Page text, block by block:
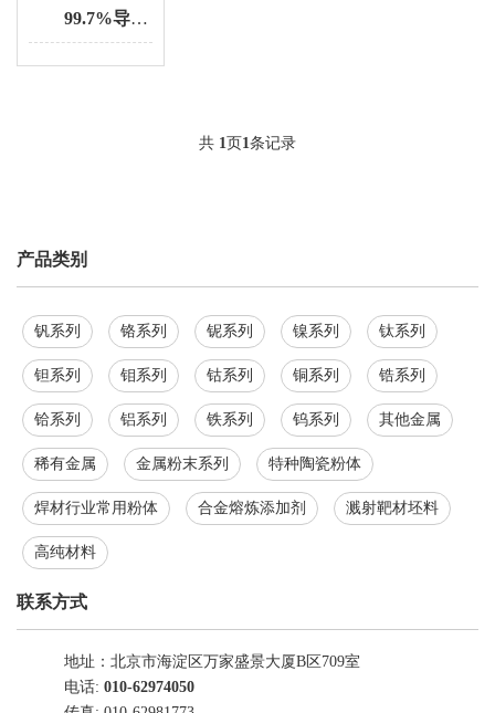
99.7%导电铜粉 3µm微米级 细铜粉 导电浆料铜粉末
共 1 页1 条记录
产品类别
钒系列 铬系列 铌系列 镍系列 钛系列
钽系列 钼系列 钴系列 铜系列 锆系列
铪系列 铝系列 铁系列 钨系列 其他金属
稀有金属 金属粉末系列 特种陶瓷粉体
焊材行业常用粉体 合金熔炼添加剂 溅射靶材坯料
高纯材料
联系方式
地址：北京市海淀区万家盛景大厦B区709室
电话: 010-62974050